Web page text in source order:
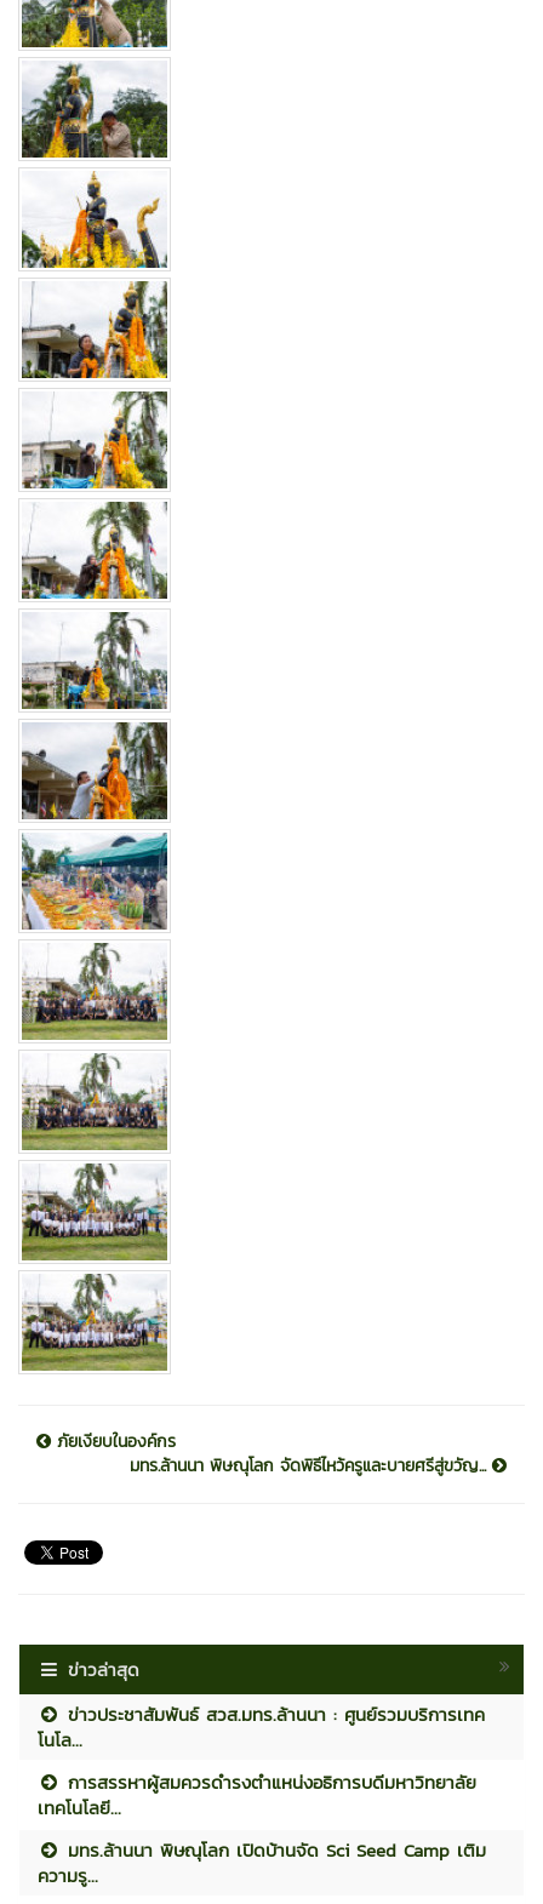
ภัยเงียบในองค์กร
มทร.ล้านนา พิษณุโลก จัดพิธีไหว้ครูและบายศรีสู่ขวัญ...
ข่าวล่าสุด
ข่าวประชาสัมพันธ์ สวส.มทร.ล้านนา : ศูนย์รวมบริการเทค
โนโล...
การสรรหาผู้สมควรดำรงตำแหน่งอธิการบดีมหาวิทยาลัย
เทคโนโลยี...
มทร.ล้านนา พิษณุโลก เปิดบ้านจัด Sci Seed Camp เติม
ความรู...